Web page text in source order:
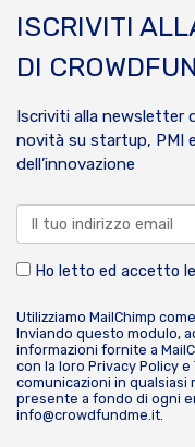
ISCRIVITI
DI
Iscriviti alla newsletter
novità su startup, PMI
dell’innovazione
Ho letto ed accetto
Utilizziamo MailChimp
Inviando questo modulo,
informazioni fornite a
con la loro Privacy Policy e
comunicazioni in qualsiasi
presente a fondo di ogni
info@crowdfundme.it.